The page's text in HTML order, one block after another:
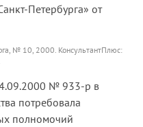
Петербурга» от
№ 10, 2000. КонсультантПлюс:
№ 933-р в
потребовала
полномочий